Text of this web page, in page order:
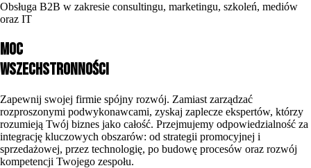
Obsługa B2B w zakresie consultingu, marketingu, szkoleń, mediów
oraz IT
Moc
wszechstronności
Zapewnij swojej firmie spójny rozwój. Zamiast zarządzać
rozproszonymi podwykonawcami, zyskaj zaplecze ekspertów, którzy
rozumieją Twój biznes jako całość. Przejmujemy odpowiedzialność za
integrację kluczowych obszarów: od strategii promocyjnej i
sprzedażowej, przez technologię, po budowę procesów oraz rozwój
kompetencji Twojego zespołu.